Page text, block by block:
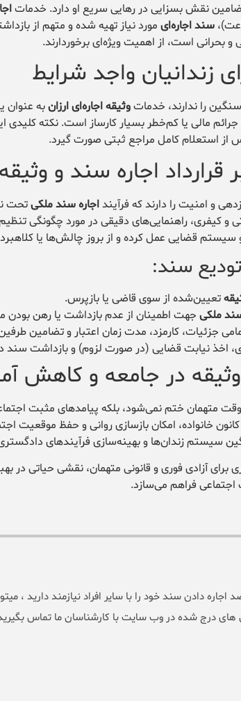
نقش بسزایی در رهایی سریع او دارد. خدمات
سند اجاره‌ای مورد نیاز تهیه شده و متهم از
و بحرانی است، از اهمیت ویژه‌ای برخوردارند.
زندانیان واجد شرایط
را ندارند، خدماتوثیقه اجاره‌ای ارزانبه عنوان
مالی یا کم‌خطر بسیار کارساز است. نکته کلیدی
از استعلام کامل مراجع ثبتی صورت گیرد.
اجاره سند و وثیقه
و امنیت را دارند که فرآینداجاره سند ملکیتحت
کیفری، راهنمایی‌های دقیقی در مورد چگونگی تنظیم
قضایی عمل کرده و از بروز چالش‌ها یا
سند:
تعیین‌شده از سوی قاضی یا بازپرس.
ملکی جهت اطمینان از عدم بازداشت یا رهن بودن
جزئیات، کارمزد، مدت زمان اعتبار و تضامین
اخذ نیابت قضایی (در صورت لزوم) و بازداشت
در جامعه و کاهش
متهمان ختم نمی‌شود، بلکه پیامدهای مثبت
خانواده، امکان بازسازی روانی و حفظ موقعیت
سیستم زندان‌ها و بهینه‌سازی فرآیندهای
برای آزادی فوری و قانونی متهمان، نقشی حیاتی
اجتماعی فراهم می‌سازد.
دادن سند خود را با سایر افراد نیازمند دارید ،